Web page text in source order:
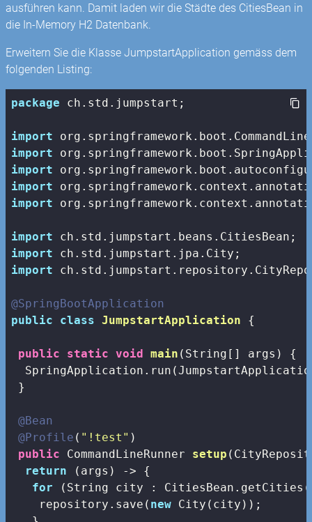
ausführen kann. Damit laden wir die Städte des CitiesBean in
die In-Memory H2 Datenbank.
Erweitern Sie die Klasse JumpstartApplication gemäss dem
folgenden Listing:
package ch.std.jumpstart;
import
import
import
import
import
import
import
import
@SpringBootApplication
public
class JumpstartApplication {
public static void main (String[] args)
{
}
@Bean
@Profile ( "!test" )
public CommandLineRunner setup
return (args) -> {
for (String city :
    repository.save(
new City(city));